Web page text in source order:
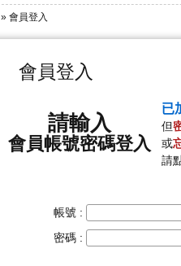
★~歡迎光臨本站~★
★歡迎光臨-明德羊肉★
» 會員登入
會員登入
請輸入
會員帳號密碼登入
已
但
或
請
帳號 :
密碼 :